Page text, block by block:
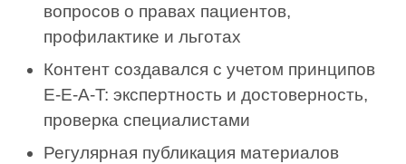
вопросов о правах пациентов,
профилактике и льготах
Контент создавался с учетом принципов
E-E-A-T: экспертность и достоверность,
проверка специалистами
Регулярная публикация материалов